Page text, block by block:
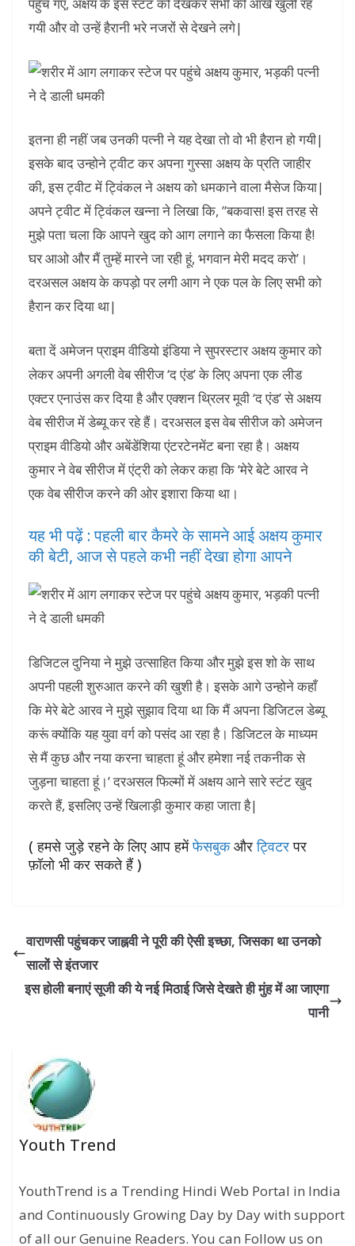
पहुँच गए, अक्षय के इस स्टंट को देखकर सभी की आंखे खुली रह
गयी और वो उन्हें हैरानी भरे नजरों से देखने लगे|
इतना ही नहीं जब उनकी पत्नी ने यह देखा तो वो भी हैरान हो गयी|
इसके बाद उन्होने ट्वीट कर अपना गुस्सा अक्षय के प्रति जाहीर
की, इस ट्वीट में ट्विंकल ने अक्षय को धमकाने वाला मैसेज किया|
अपने ट्वीट में ट्विंकल खन्ना ने लिखा कि, ”बकवास! इस तरह से
मुझे पता चला कि आपने खुद को आग लगाने का फैसला किया है!
घर आओ और मैं तुम्हें मारने जा रही हूं, भगवान मेरी मदद करो’।
दरअसल अक्षय के कपड़ो पर लगी आग ने एक पल के लिए सभी को
हैरान कर दिया था|
बता दें अमेजन प्राइम वीडियो इंडिया ने सुपरस्टार अक्षय कुमार को
लेकर अपनी अगली वेब सीरीज ‘द एंड’ के लिए अपना एक लीड
एक्टर एनाउंस कर दिया है और एक्शन थ्रिलर मूवी ‘द एंड’ से अक्षय
वेब सीरीज में डेब्यू कर रहे हैं। दरअसल इस वेब सीरीज को अमेजन
प्राइम वीडियो और अबेंडेंशिया एंटरटेनमेंट बना रहा है। अक्षय
कुमार ने वेब सीरीज में एंट्री को लेकर कहा कि ‘मेरे बेटे आरव ने
एक वेब सीरीज करने की ओर इशारा किया था।
यह भी पढ़ें : पहली बार कैमरे के सामने आई अक्षय कुमार
की बेटी, आज से पहले कभी नहीं देखा होगा आपने
डिजिटल दुनिया ने मुझे उत्साहित किया और मुझे इस शो के साथ
अपनी पहली शुरुआत करने की खुशी है। इसके आगे उन्होने कहाँ
कि मेरे बेटे आरव ने मुझे सुझाव दिया था कि मैं अपना डिजिटल डेब्यू
करूं क्योंकि यह युवा वर्ग को पसंद आ रहा है। डिजिटल के माध्यम
से मैं कुछ और नया करना चाहता हूं और हमेशा नई तकनीक से
जुड़ना चाहता हूं।’ दरअसल फिल्मों में अक्षय आने सारे स्टंट खुद
करते हैं, इसलिए उन्हें खिलाड़ी कुमार कहा जाता है|
( हमसे जुड़े रहने के लिए आप हमेंफेसबुकऔरट्विटरपर
फ़ॉलो भी कर सकते हैं )
वाराणसी पहुंचकर जाह्नवी ने पूरी की ऐसी इच्छा, जिसका था उनको
सालों से इंतजार
इस होली बनाएं सूजी की ये नई मिठाई जिसे देखते ही मुंह में आ जाएगा
पानी
Youth Trend
YouthTrend is a Trending Hindi Web Portal in India
and Continuously Growing Day by Day with support
of all our Genuine Readers. You can Follow us on